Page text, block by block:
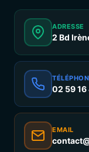
ADRESSE
2 Bd
02 59 16
EMAIL